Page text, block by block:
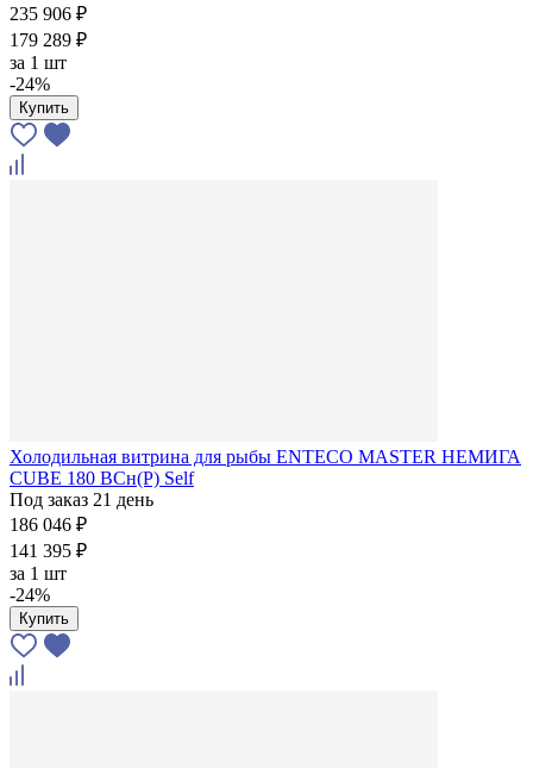
235 906 ₽
179 289 ₽
за 1 шт
-24%
Купить
Холодильная витрина для рыбы ENTECO MASTER НЕМИГА
CUBE 180 ВСн(Р) Self
Под заказ 21 день
186 046 ₽
141 395 ₽
за 1 шт
-24%
Купить